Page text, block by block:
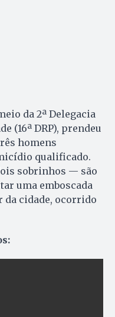
da 2ª Delegacia
(16ª DRP), prendeu
homens
qualificado.
sobrinhos — são
uma emboscada
da cidade, ocorrido